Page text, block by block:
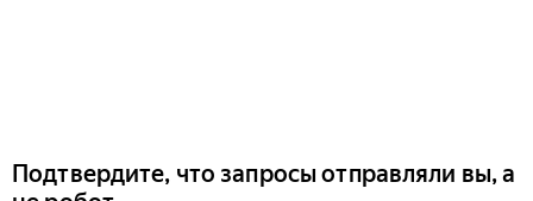
Подтвердите, что запросы отправляли вы, а